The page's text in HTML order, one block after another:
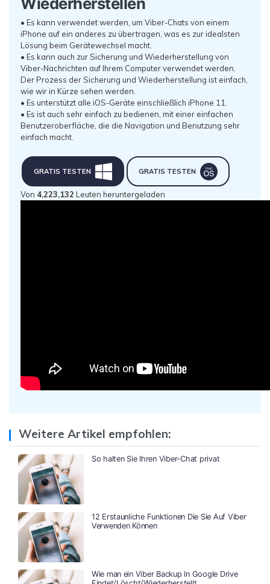
• Es kann verwendet werden, um Viber-Chats von einem
iPhone auf ein anderes zu übertragen, was es zur idealsten
Lösung beim Gerätewechsel macht.
• Es kann auch zur Sicherung und Wiederherstellung von
Viber-Nachrichten auf Ihrem Computer verwendet werden.
Der Prozess der Sicherung und Wiederherstellung ist einfach,
wie wir in Kürze sehen werden.
• Es unterstützt alle iOS-Geräte einschließlich iPhone 11.
• Es ist auch sehr einfach zu bedienen, mit einer einfachen
Benutzeroberfläche, die die Navigation und Benutzung sehr
einfach macht.
GRATIS TESTEN GRATIS TESTEN
Von 4,223,135 Leuten heruntergeladen
Weitere Artikel empfohlen:
So halten Sie Ihren Viber-Chat privat
12 Erstaunliche Funktionen Die Sie Auf Viber
Verwenden Können
Wie man ein Viber Backup In Google Drive